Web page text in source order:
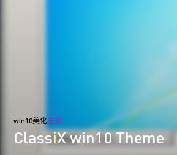
win10美化主题
ClassiX win10 Theme